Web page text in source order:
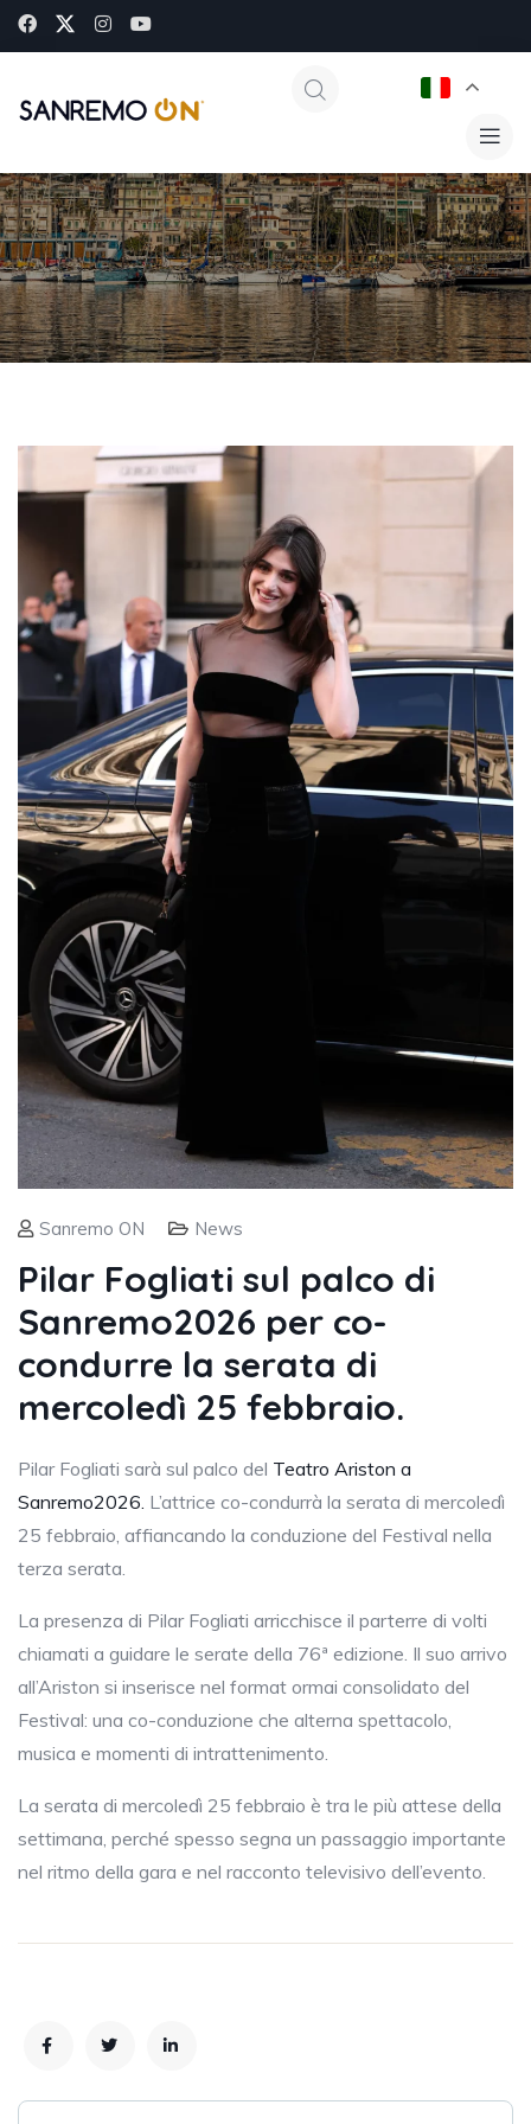
Sanremo ON News
Pilar Fogliati sul palco di
Sanremo2026 per co-
condurre la serata di
mercoledì 25 febbraio.
Pilar Fogliati sarà sul palco del Teatro Ariston a
Sanremo2026. L’attrice co-condurrà la serata di mercoledì
25 febbraio, affiancando la conduzione del Festival nella
terza serata.
La presenza di Pilar Fogliati arricchisce il parterre di volti
chiamati a guidare le serate della 76ª edizione. Il suo arrivo
all’Ariston si inserisce nel format ormai consolidato del
Festival: una co-conduzione che alterna spettacolo,
musica e momenti di intrattenimento.
La serata di mercoledì 25 febbraio è tra le più attese della
settimana, perché spesso segna un passaggio importante
nel ritmo della gara e nel racconto televisivo dell’evento.